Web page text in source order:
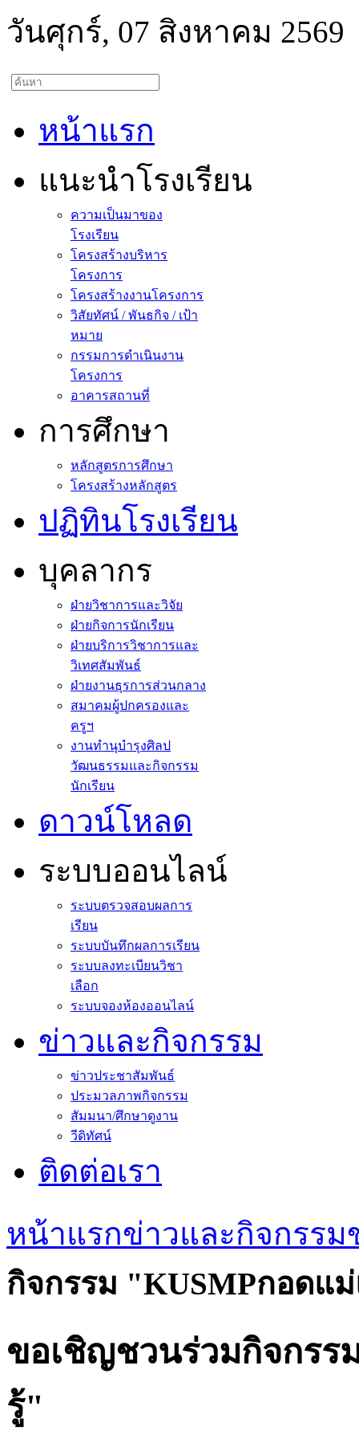
วันศุกร์, 07 สิงหาคม 2569
หน้าแรก
แนะนำโรงเรียน
ความเป็นมาของ
โรงเรียน
โครงสร้างบริหาร
โครงการ
โครงสร้างงานโครงการ
วิสัยทัศน์ / พันธกิจ / เป้า
หมาย
กรรมการดำเนินงาน
โครงการ
อาคารสถานที่
การศึกษา
หลักสูตรการศึกษา
โครงสร้างหลักสูตร
ปฏิทินโรงเรียน
บุคลากร
ฝ่ายวิชาการและวิจัย
ฝ่ายกิจการนักเรียน
ฝ่ายบริการวิชาการและ
วิเทศสัมพันธ์
ฝ่ายงานธุรการส่วนกลาง
สมาคมผู้ปกครองและ
ครูฯ
งานทำนุบำรุงศิลป
วัฒนธรรมและกิจกรรม
นักเรียน
ดาวน์โหลด
ระบบออนไลน์
ระบบตรวจสอบผลการ
เรียน
ระบบบันทึกผลการเรียน
ระบบลงทะเบียนวิชา
เลือก
ระบบจองห้องออนไลน์
ข่าวและกิจกรรม
ข่าวประชาสัมพันธ์
ประมวลภาพกิจกรรม
สัมมนา/ศึกษาดูงาน
วีดิทัศน์
ติดต่อเรา
หน้าแรกข่าวและกิจกรรม
กิจกรรม "KUSMPกอดแ
ขอเชิญชวนร่วมกิจกรร
รู้"